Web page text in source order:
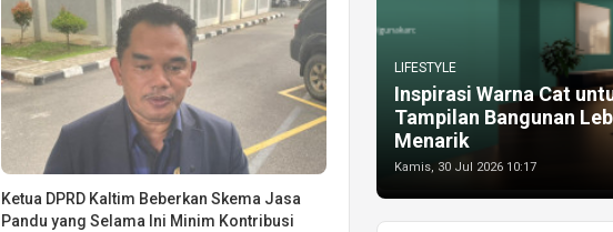
Ketua DPRD Kaltim Beberkan Skema Jasa
Pandu yang Selama Ini Minim Kontribusi
LIFESTYLE
Inspirasi Warna Cat
Tampilan Bangunan
Menarik
Kamis, 30 Jul 2026 10:17